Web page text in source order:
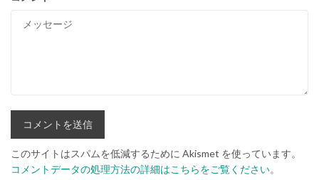
このサイトはスパムを低減するために Akismet を使っています。
コメントデータの処理方法の詳細はこちらをご覧ください。